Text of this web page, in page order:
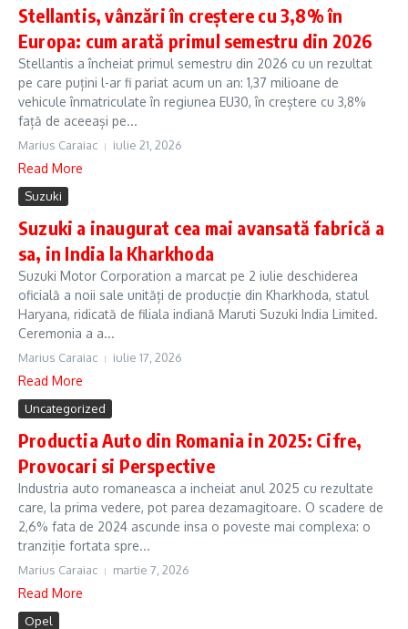
Stellantis, vânzări în creștere cu 3,8% în
Europa: cum arată primul semestru din 2026
Stellantis a încheiat primul semestru din 2026 cu un rezultat
pe care puțini l-ar fi pariat acum un an: 1,37 milioane de
vehicule înmatriculate în regiunea EU30, în creștere cu 3,8%
față de aceeași pe...
Marius Caraiac iulie 21, 2026
Read More
Suzuki
Suzuki a inaugurat cea mai avansată fabrică a
sa, in India la Kharkhoda
Suzuki Motor Corporation a marcat pe 2 iulie deschiderea
oficială a noii sale unități de producție din Kharkhoda, statul
Haryana, ridicată de filiala indiană Maruti Suzuki India Limited.
Ceremonia a a...
Marius Caraiac iulie 17, 2026
Read More
Uncategorized
Productia Auto din Romania in 2025: Cifre,
Provocari si Perspective
Industria auto romaneasca a incheiat anul 2025 cu rezultate
care, la prima vedere, pot parea dezamagitoare. O scadere de
2,6% fata de 2024 ascunde insa o poveste mai complexa: o
tranziție fortata spre...
Marius Caraiac martie 7, 2026
Read More
Opel